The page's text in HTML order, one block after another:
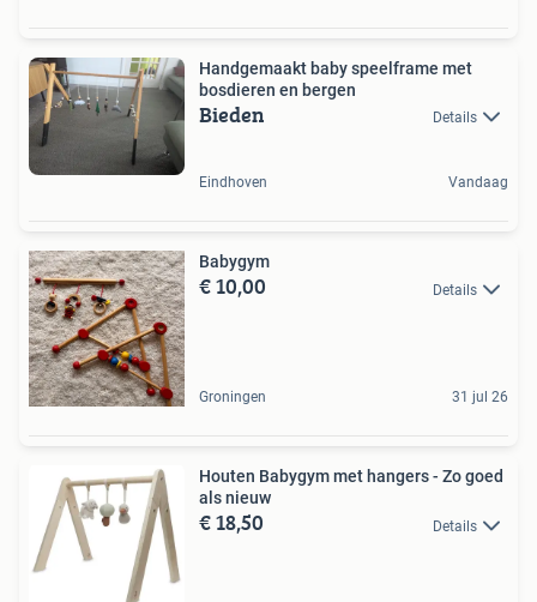
Handgemaakt baby speelframe met
bosdieren en bergen
Bieden Details
Eindhoven Vandaag
Babygym
€ 10,00 Details
Groningen 31 jul 26
Houten Babygym met hangers - Zo goed
als nieuw
€ 18,50 Details